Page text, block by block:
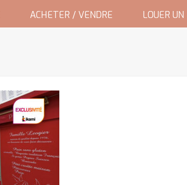
ACHETER / VENDRE LOUER UN